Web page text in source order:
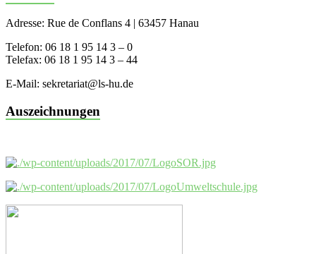
Adresse: Rue de Conflans 4 | 63457 Hanau
Telefon: 06 18 1 95 14 3 – 0
Telefax: 06 18 1 95 14 3 – 44
E-Mail: sekretariat@ls-hu.de
Auszeichnungen